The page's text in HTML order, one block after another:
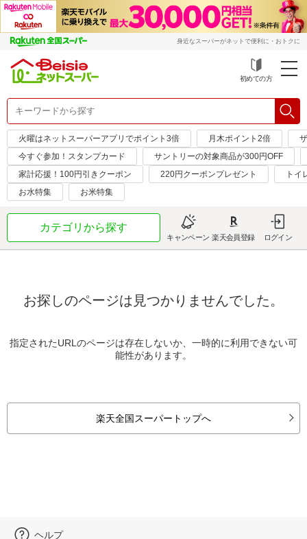
身近なスーパーがネットで便利に・おトクに
初めての方
火曜はネットスーパーアプリでポイント3倍 月木ポイント2倍
今すぐ参加！スタンプカード
サントリーの対象商品が300円OFF
家計応援！100円引きクーポン
220円クーポンプレゼント
トイ
お水特集
お米特集
カテゴリから探す
キャンペーン 楽天会員登録 ログイン
お探しのページは見つかりませんでした。
指定されたURLのページは存在しないか、一時的に利用できない可
能性があります。
楽天全国スーパートップへ
ヘルプ